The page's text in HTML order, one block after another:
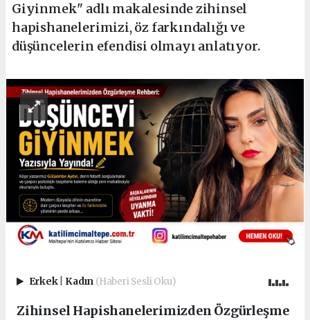
Giyinmek" adlı makalesinde zihinsel
hapishanelerimizi, öz farkındalığı ve
düşüncelerin efendisi olmayı anlatıyor.
Erkek Kadın (Haberi Sesli Oku)
Zihinsel Hapishanelerimizden Özgürleşme